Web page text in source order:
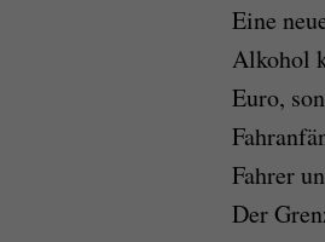
Eine
Alkohol
Euro,
Fahrer
Der